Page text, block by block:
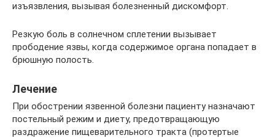
изъязвления, вызывая болезненный дискомфорт.
Резкую боль в солнечном сплетении вызывает
прободение язвы, когда содержимое органа попадает в
брюшную полость.
Лечение
При обострении язвенной болезни пациенту назначают
постельный режим и диету, предотвращающую
раздражение пищеварительного тракта (протертые